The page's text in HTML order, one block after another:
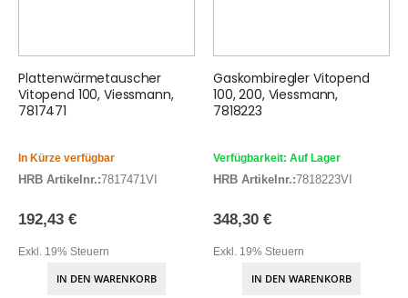
Plattenwärmetauscher
Vitopend 100, Viessmann,
7817471
In Kürze verfügbar
HRB Artikelnr.:7817471VI
192,43 €
Exkl. 19% Steuern
IN DEN WARENKORB
Gaskombiregler Vitopend
100, 200, Viessmann,
7818223
Verfügbarkeit: Auf Lager
HRB Artikelnr.:7818223VI
348,30 €
Exkl. 19% Steuern
IN DEN WARENKORB